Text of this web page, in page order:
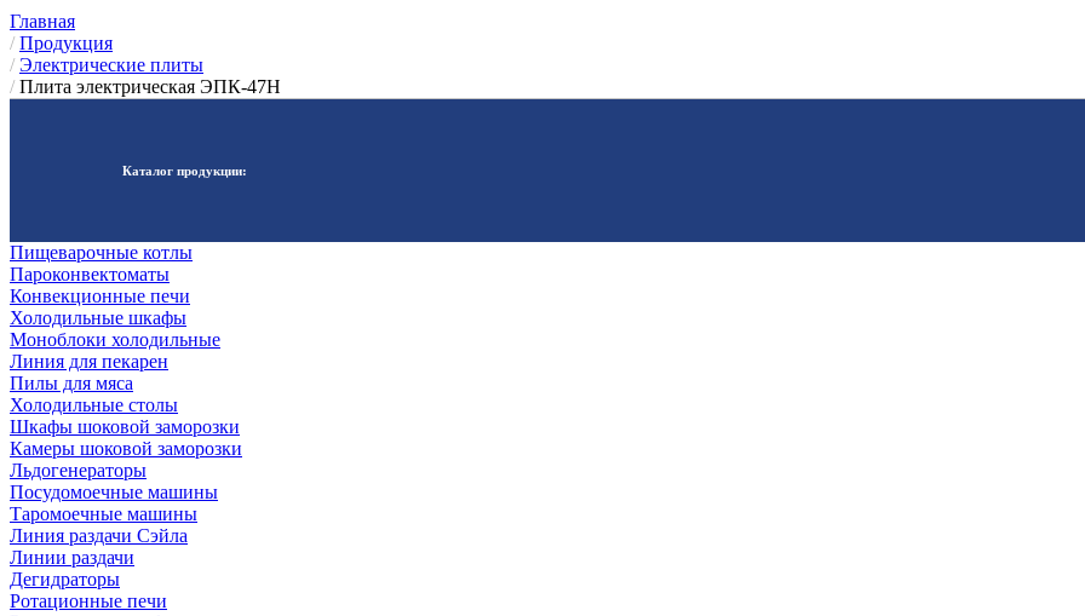
Главная
/ Продукция
/ Электрические плиты
/ Плита электрическая ЭПК-47Н
Каталог продукции:
Пищеварочные котлы
Пароконвектоматы
Конвекционные печи
Холодильные шкафы
Моноблоки холодильные
Линия для пекарен
Пилы для мяса
Холодильные столы
Шкафы шоковой заморозки
Камеры шоковой заморозки
Льдогенераторы
Посудомоечные машины
Таромоечные машины
Линия раздачи Сэйла
Линии раздачи
Дегидраторы
Ротационные печи